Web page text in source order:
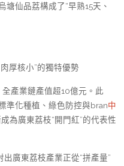
仙品荔構成了“早熟15天、
厚核小”的獨特優勢
產業鏈產值超10億元。此
準化種植、綠色防控與bran中
為廣東荔枝“開門紅”的代表性
廣東荔枝產業正從“拼產量”